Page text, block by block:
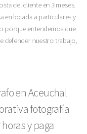
del cliente en 3 meses.
enfocada a particulares y
porque entendemos que
defender nuestro trabajo,
en Aceuchal
fotografía
y paga